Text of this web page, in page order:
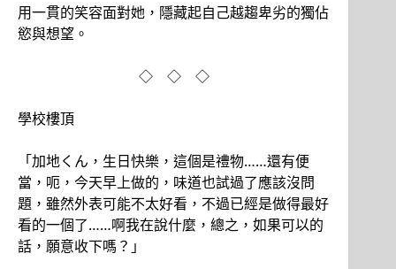
用一貫的笑容面對她，隱藏起自己越趨卑劣的獨佔
慾與想望。
◇ ◇ ◇
學校樓頂
「加地くん，生日快樂，這個是禮物……還有便
當，呃，今天早上做的，味道也試過了應該沒問
題，雖然外表可能不太好看，不過已經是做得最好
看的一個了……啊我在說什麼，總之，如果可以的
話，願意收下嗎？」